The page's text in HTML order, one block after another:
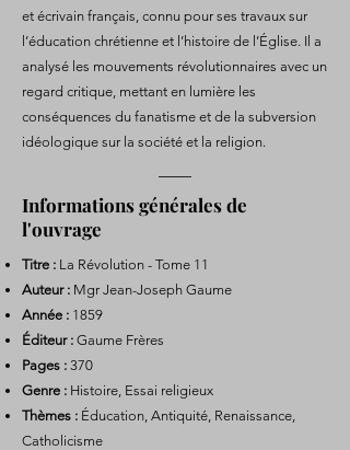
et écrivain français, connu pour ses travaux sur
l’éducation chrétienne et l’histoire de l’Église. Il a
analysé les mouvements révolutionnaires avec un
regard critique, mettant en lumière les
conséquences du fanatisme et de la subversion
idéologique sur la société et la religion.
Informations générales de
l'ouvrage
Titre : La Révolution - Tome 11
Auteur : Mgr Jean-Joseph Gaume
Année : 1859
Éditeur : Gaume Frères
Pages : 370
Genre : Histoire, Essai religieux
Thèmes : Éducation, Antiquité, Renaissance,
Catholicisme